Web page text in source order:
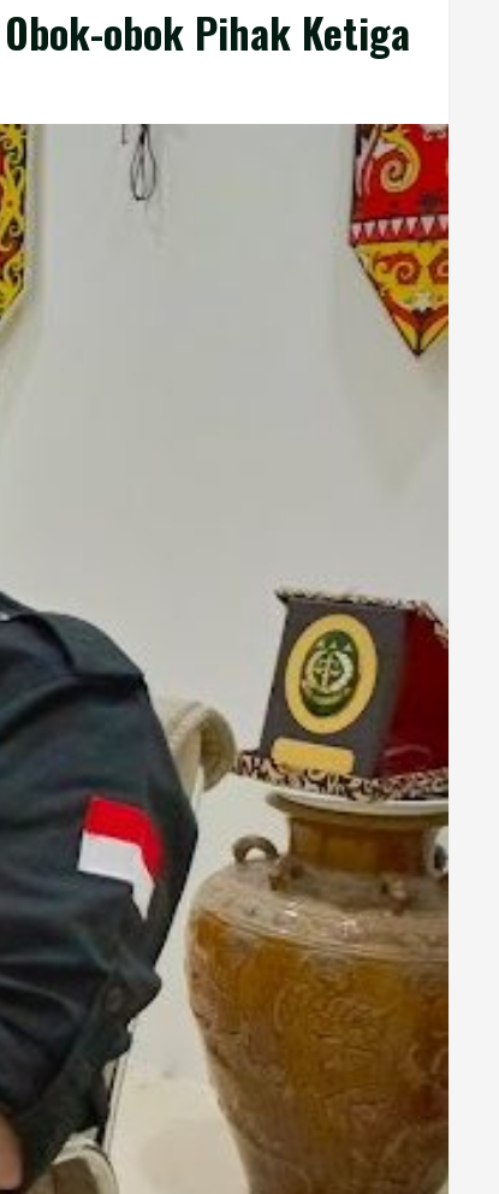
obok Pihak Ketiga